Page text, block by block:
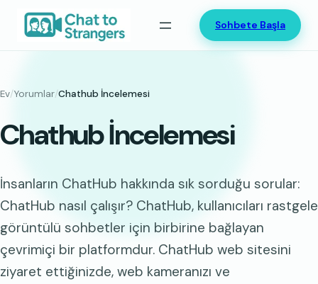
İçeriğe
Sohbete Başla
Ev/Yorumlar/Chathub İncelemesi
Chathub İncelemesi
İnsanların ChatHub hakkında sık sorduğu sorular:
ChatHub nasıl çalışır? ChatHub, kullanıcıları rastgele
görüntülü sohbetler için birbirine bağlayan
çevrimiçi bir platformdur. ChatHub web sitesini
ziyaret ettiğinizde, web kameranızı ve